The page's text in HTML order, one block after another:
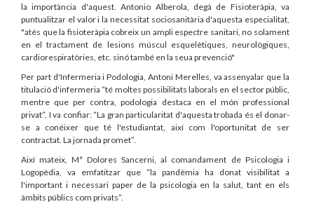
la importància d'aquest. Antonio Alberola, degà de Fisioteràpia, va
puntualitzar el valor i la necessitat sociosanitària d'aquesta especialitat,
"atés que la fisioteràpia cobreix un ampli espectre sanitari, no solament
en el tractament de lesions múscul esquelètiques, neurològiques,
cardiorespiratòries, etc. sinó també en la seua prevenció"
Per part d'Infermeria i Podologia, Antoni Merelles, va assenyalar que la
titulació d'infermeria “té moltes possibilitats laborals en el sector públic,
mentre que per contra, podologia destaca en el món professional
privat”. I va confiar: “La gran particularitat d'aquesta trobada és el donar-
se a conéixer que té l'estudiantat, així com l'oportunitat de ser
contractat. La jornada promet”.
Així mateix, Mª Dolores Sancerni, al comandament de Psicologia i
Logopèdia, va emfatitzar que “la pandèmia ha donat visibilitat a
l'important i necessari paper de la psicologia en la salut, tant en els
àmbits públics com privats”.